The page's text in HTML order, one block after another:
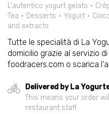
L'autentico yogurt gelato
Tea
Desserts Yogurt
and extracts
Tutte le specialità di La
domicilio grazie al servizio
foodracers.com o scarica
Delivered by La
This means your order
restaurant staff.